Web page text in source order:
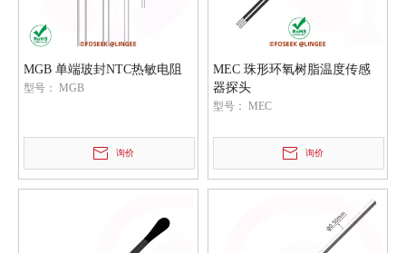
MGB 单端玻封NTC热敏电阻
型号： MGB
询价
MEC 珠形环氧树脂温度传感
器探头
型号： MEC
询价